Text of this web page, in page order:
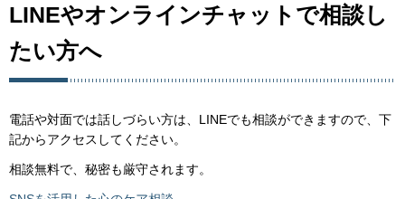
LINEやオンラインチャットで相談し
たい方へ
電話や対面では話しづらい方は、LINEでも相談ができますので、下
記からアクセスしてください。
相談無料で、秘密も厳守されます。